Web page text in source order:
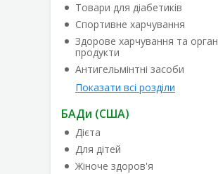
Товари для діабетиків
Спортивне харчування
Здорове харчування та
продукти
Антигельмінтні засоби
Показати всі розділи
БАДи (США)
Дієта
Для дітей
Жіноче здоров'я